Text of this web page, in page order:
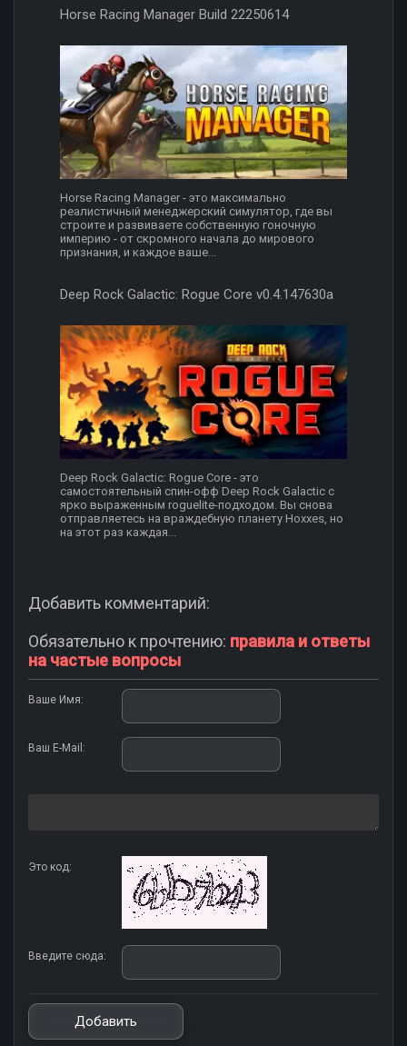
Horse Racing Manager Build 22250614
Horse Racing Manager - это максимально
реалистичный менеджерский симулятор, где вы
строите и развиваете собственную гоночную
империю - от скромного начала до мирового
признания, и каждое ваше...
Deep Rock Galactic: Rogue Core v0.4.147630a
Deep Rock Galactic: Rogue Core - это
самостоятельный спин-офф Deep Rock Galactic с
ярко выраженным roguelite-подходом. Вы снова
отправляетесь на враждебную планету Hoxxes, но
на этот раз каждая...
Добавить комментарий:
Обязательно к прочтению: правила и ответы
на частые вопросы
Ваше Имя:
Ваш E-Mail:
Это код:
Введите сюда: